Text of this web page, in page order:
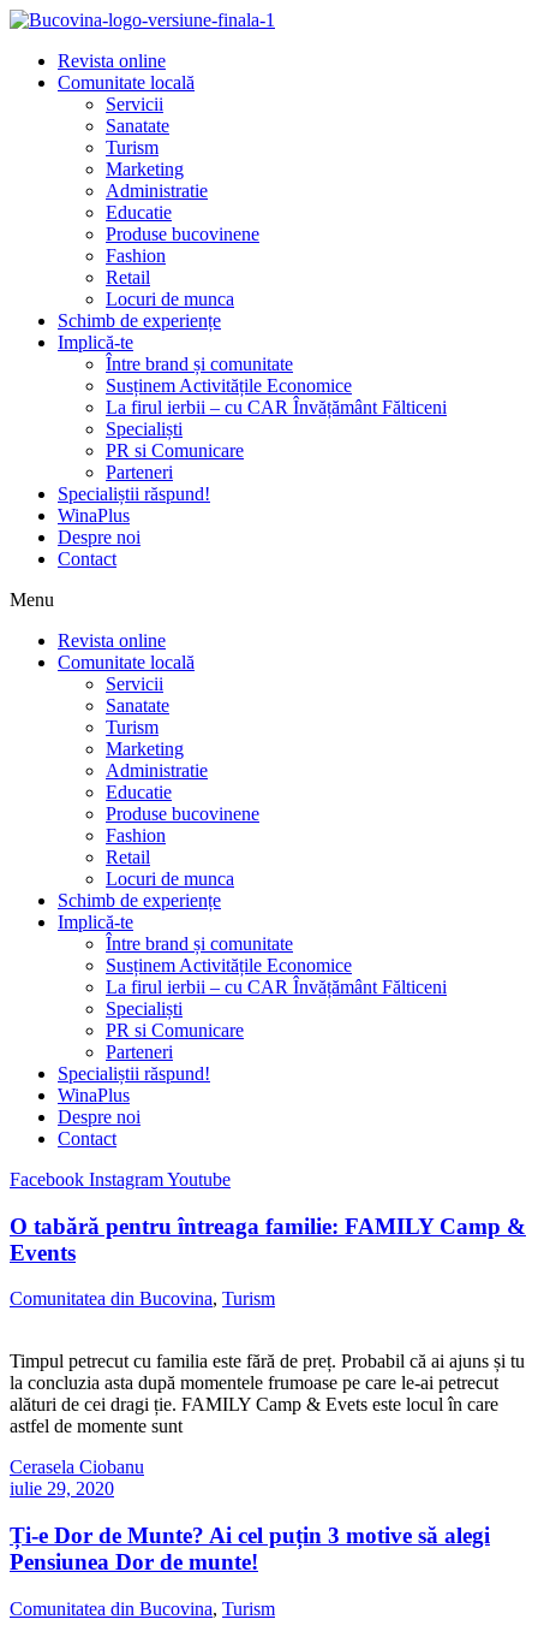
Revista online
Comunitate locală
Servicii
Sanatate
Turism
Marketing
Administratie
Educatie
Produse bucovinene
Fashion
Retail
Locuri de munca
Schimb de experiențe
Implică-te
Între brand și comunitate
Susținem Activitățile Economice
La firul ierbii – cu CAR Învățământ Fălticeni
Specialiști
PR si Comunicare
Parteneri
Specialiștii răspund!
WinaPlus
Despre noi
Contact
Menu
Revista online
Comunitate locală
Servicii
Sanatate
Turism
Marketing
Administratie
Educatie
Produse bucovinene
Fashion
Retail
Locuri de munca
Schimb de experiențe
Implică-te
Între brand și comunitate
Susținem Activitățile Economice
La firul ierbii – cu CAR Învățământ Fălticeni
Specialiști
PR si Comunicare
Parteneri
Specialiștii răspund!
WinaPlus
Despre noi
Contact
Facebook InstagramYoutube
O tabără pentru întreaga familie: FAMILY Camp &
Events
Comunitatea din Bucovina, Turism
Timpul petrecut cu familia este fără de preț. Probabil că ai ajuns și tu
la concluzia asta după momentele frumoase pe care le-ai petrecut
alături de cei dragi ție. FAMILY Camp & Evets este locul în care
astfel de momente sunt
Cerasela Ciobanu
iulie 29, 2020
Ți-e Dor de Munte? Ai cel puțin 3 motive să alegi
Pensiunea Dor de munte!
Comunitatea din Bucovina, Turism